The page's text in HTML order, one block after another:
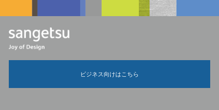
ビジネス向けはこちら